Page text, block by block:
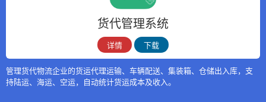
货代管理系统
详情 下载
管理货代物流企业的货运代理运输、车辆配送、集装箱、仓储出入库，支
持陆运、海运、空运，自动统计货运成本及收入。